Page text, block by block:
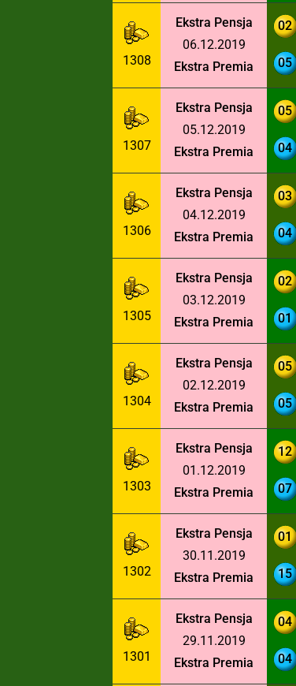
1308
Ekstra Pensja
06.12.2019
Ekstra Premia
02
05
1307
Ekstra Pensja
05.12.2019
Ekstra Premia
05
04
1306
Ekstra Pensja
04.12.2019
Ekstra Premia
03
04
1305
Ekstra Pensja
03.12.2019
Ekstra Premia
02
01
1304
Ekstra Pensja
02.12.2019
Ekstra Premia
05
05
1303
Ekstra Pensja
01.12.2019
Ekstra Premia
12
07
1302
Ekstra Pensja
30.11.2019
Ekstra Premia
01
15
1301
Ekstra Pensja
29.11.2019
Ekstra Premia
04
04